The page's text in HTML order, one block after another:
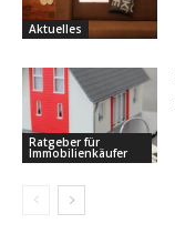
Aktuelles
Ratgeber für
Immobilienkäufer